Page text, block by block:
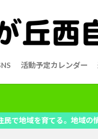
活動予定カレンダー
てる。地域の情報を共有